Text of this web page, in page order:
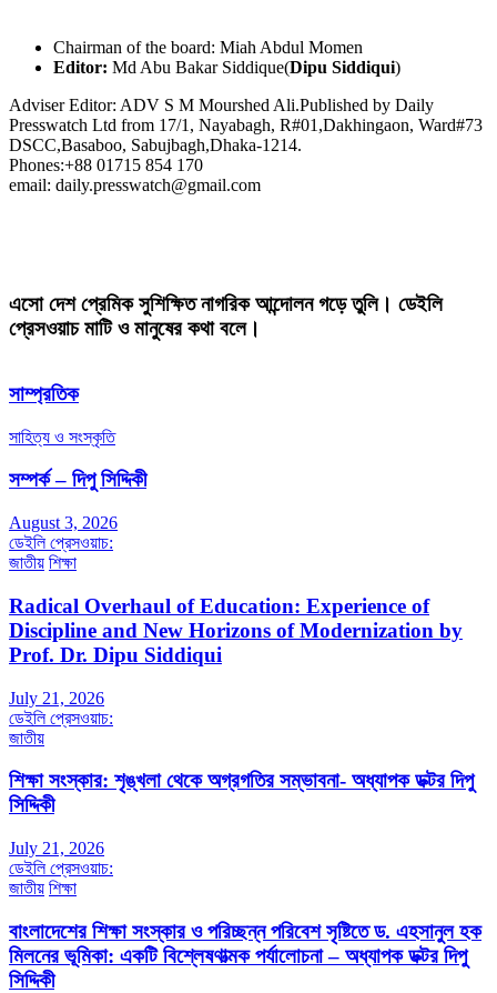
Chairman of the board: Miah Abdul Momen
Editor: Md Abu Bakar Siddique(Dipu Siddiqui)
Adviser Editor: ADV S M Mourshed Ali.Published by Daily
Presswatch Ltd from 17/1, Nayabagh, R#01,Dakhingaon, Ward#73
DSCC,Basaboo, Sabujbagh,Dhaka-1214.
Phones:+88 01715 854 170
email: daily.presswatch@gmail.com
এসো দেশ প্রেমিক সুশিক্ষিত নাগরিক আন্দোলন গড়ে তুলি। ডেইলি
প্রেসওয়াচ মাটি ও মানুষের কথা বলে।
সাম্প্রতিক
সাহিত্য ও সংস্কৃতি
সম্পর্ক – দিপু সিদ্দিকী
August 3, 2026
ডেইলি প্রেসওয়াচ:
জাতীয় শিক্ষা
Radical Overhaul of Education: Experience of
Discipline and New Horizons of Modernization by
Prof. Dr. Dipu Siddiqui
July 21, 2026
ডেইলি প্রেসওয়াচ:
জাতীয়
শিক্ষা সংস্কার: শৃঙ্খলা থেকে অগ্রগতির সম্ভাবনা- অধ্যাপক ডক্টর দিপু
সিদ্দিকী
July 21, 2026
ডেইলি প্রেসওয়াচ:
জাতীয় শিক্ষা
বাংলাদেশের শিক্ষা সংস্কার ও পরিচ্ছন্ন পরিবেশ সৃষ্টিতে ড. এহসানুল হক
মিলনের ভূমিকা: একটি বিশ্লেষণাত্মক পর্যালোচনা – অধ্যাপক ডক্টর দিপু
সিদ্দিকী